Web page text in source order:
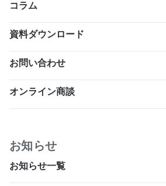
コラム
資料ダウンロード
お問い合わせ
オンライン商談
お知らせ
お知らせ一覧